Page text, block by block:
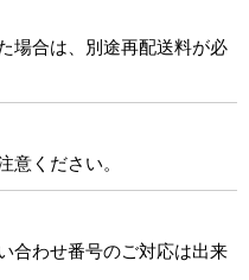
場合は、別途再配送料が必
意ください。
合わせ番号のご対応は出来